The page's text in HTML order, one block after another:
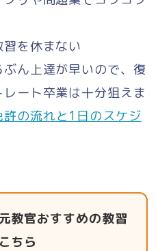
習を休まない
ん上達が早いので、復
ート卒業は十分狙えま
許の流れと1日のスケジ
教官おすすめの教習
ちら